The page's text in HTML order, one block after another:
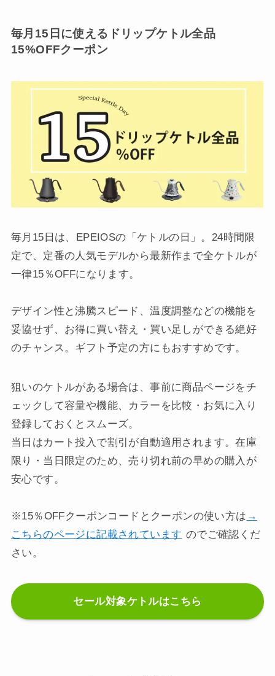
毎月15日に使えるドリップケトル全品
15%OFFクーポン
毎月15日は、EPEIOSの「ケトルの日」。24時間限
定で、定番の人気モデルから最新作まで全ケトルが
一律15％OFFになります。
デザイン性と沸騰スピード、温度調整などの機能を
妥協せず、お得に買い替え・買い足しができる絶好
のチャンス。ギフト予定の方にもおすすめです。
狙いのケトルがある場合は、事前に商品ページをチ
ェックして容量や機能、カラーを比較・お気に入り
登録しておくとスムーズ。
当日はカート投入で割引が自動適用されます。在庫
限り・当日限定のため、売り切れ前の早めの購入が
安心です。
※15％OFFクーポンコードとクーポンの使い方は →
こちらのページに記載されています のでご確認くだ
さい。
セール対象ケトルはこちら